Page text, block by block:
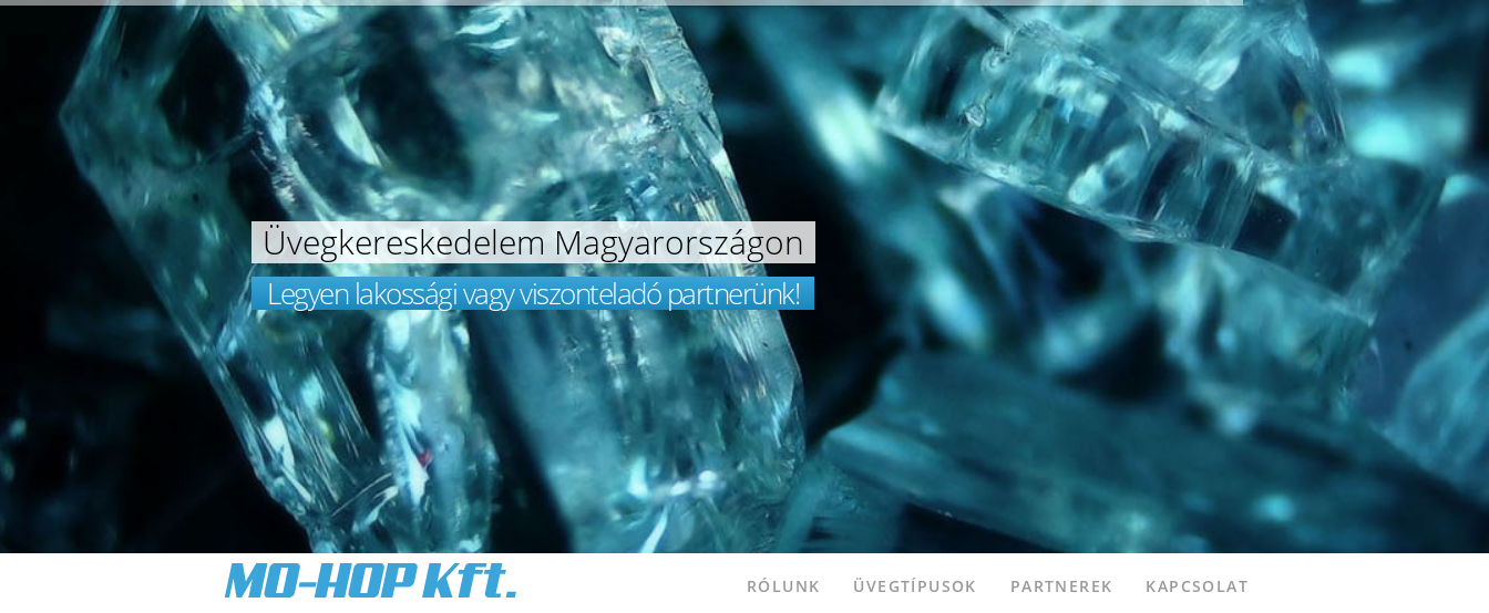
Üvegkereskedelem Magyarországon
Legyen lakossági vagy viszonteladó partnerünk!
RÓLUNK ÜVEGTÍPUSOK PARTNEREK KAPCSOLAT